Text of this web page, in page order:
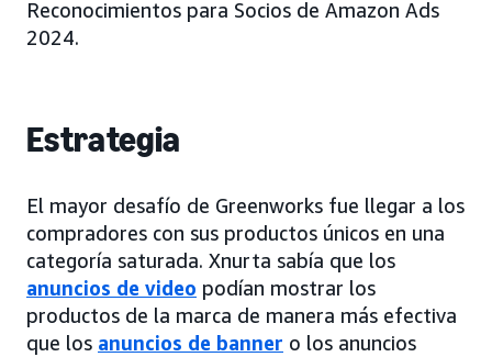
Reconocimientos para Socios de Amazon Ads
2024.
Estrategia
El mayor desafío de Greenworks fue llegar a los
compradores con sus productos únicos en una
categoría saturada. Xnurta sabía que los
anuncios de video podían mostrar los
productos de la marca de manera más efectiva
que los anuncios de banner o los anuncios